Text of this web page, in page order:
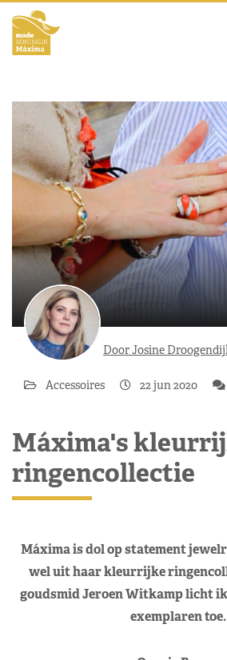
Door Josine
Accessoires 22 jun 2020
Máxima's
ringencollectie
Máxima is dol op statement
wel uit haar kleurrijke
goudsmid Jeroen Witkamp licht
exemplaren toe.